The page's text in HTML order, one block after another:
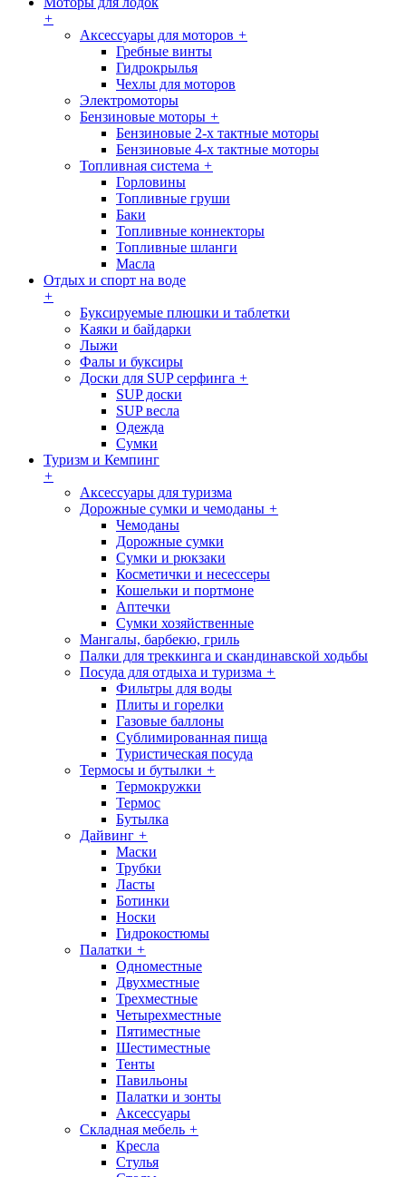
+
Аксессуары для моторов +
Гребные винты
Гидрокрылья
Чехлы для моторов
Электромоторы
Бензиновые моторы +
Бензиновые 2-х тактные моторы
Бензиновые 4-х тактные моторы
Топливная система +
Горловины
Топливные груши
Баки
Топливные коннекторы
Топливные шланги
Масла
Отдых и спорт на воде
+
Буксируемые плюшки и таблетки
Каяки и байдарки
Лыжи
Фалы и буксиры
Доски для SUP серфинга +
SUP доски
SUP весла
Одежда
Сумки
Туризм и Кемпинг
+
Аксессуары для туризма
Дорожные сумки и чемоданы +
Чемоданы
Дорожные сумки
Сумки и рюкзаки
Косметички и несессеры
Кошельки и портмоне
Аптечки
Сумки хозяйственные
Мангалы, барбекю, гриль
Палки для треккинга и скандинавской ходьбы
Посуда для отдыха и туризма +
Фильтры для воды
Плиты и горелки
Газовые баллоны
Сублимированная пища
Туристическая посуда
Термосы и бутылки +
Термокружки
Термос
Бутылка
Дайвинг +
Маски
Трубки
Ласты
Ботинки
Носки
Гидрокостюмы
Палатки +
Одноместные
Двухместные
Трехместные
Четырехместные
Пятиместные
Шестиместные
Тенты
Павильоны
Палатки и зонты
Аксессуары
Складная мебель +
Кресла
Стулья